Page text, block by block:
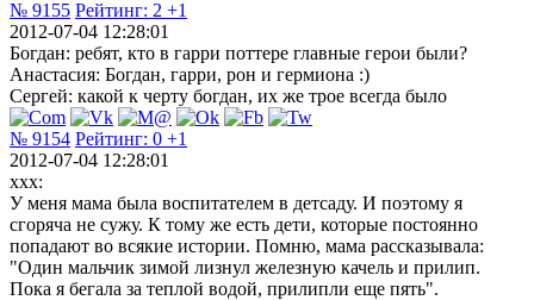
№ 9155 Рейтинг: 2 +1
2012-07-04 12:28:01
Богдан: ребят, кто в гарри поттере главные герои были?
Анастасия: Богдан, гарри, рон и гермиона :)
Сергей: какой к черту богдан, их же трое всегда было
№ 9154 Рейтинг: 0 +1
2012-07-04 12:28:01
xxx:
У меня мама была воспитателем в детсаду. И поэтому я
сгоряча не сужу. К тому же есть дети, которые постоянно
попадают во всякие истории. Помню, мама рассказывала:
"Один мальчик зимой лизнул железную качель и прилип.
Пока я бегала за теплой водой, прилипли еще пять".